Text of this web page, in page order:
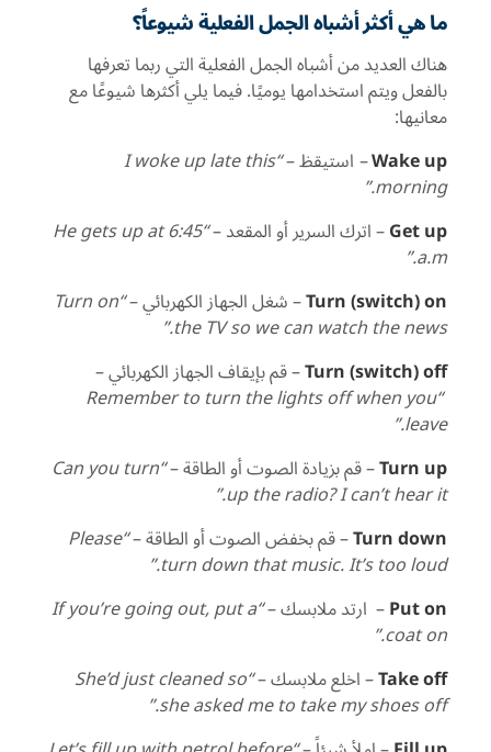
ما هي أكثر أشباه الجمل الفعلية شيوعاً؟
هناك العديد من أشباه الجمل الفعلية التي ربما تعرفها
بالفعل ويتم استخدامها يوميًا. فيما يلي أكثرها شيوعًا مع
معانيها:
Wake up
–استيقظ –“I woke up late this
morning.”
Get up– اترك السرير أو المقعد –“He gets up at 6:45
a.m.”
Turn (switch) on– شغل الجهاز الكهربائي –“Turn on
the TV so we can watch the news.”
Turn (switch) off– قم بإيقاف الجهاز الكهربائي –
“Remember to turn the lights off when you
leave.”
Turn up– قم بزيادة الصوت أو الطاقة –“Can you turn
up the radio? I can’t hear it.”
Turn down– قم بخفض الصوت أو الطاقة –“Please
turn down that music. It’s too loud.”
Put on– ارتد ملابسك –“If you’re going out, put a
coat on.”
Take off– اخلع ملابسك –“She’d just cleaned so
she asked me to take my shoes off.”